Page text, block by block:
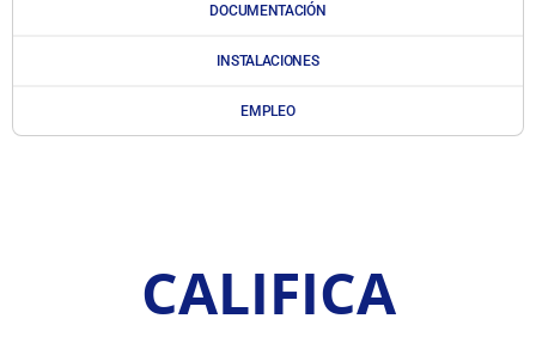
DOCUMENTACIÓN
INSTALACIONES
EMPLEO
CALIFICA